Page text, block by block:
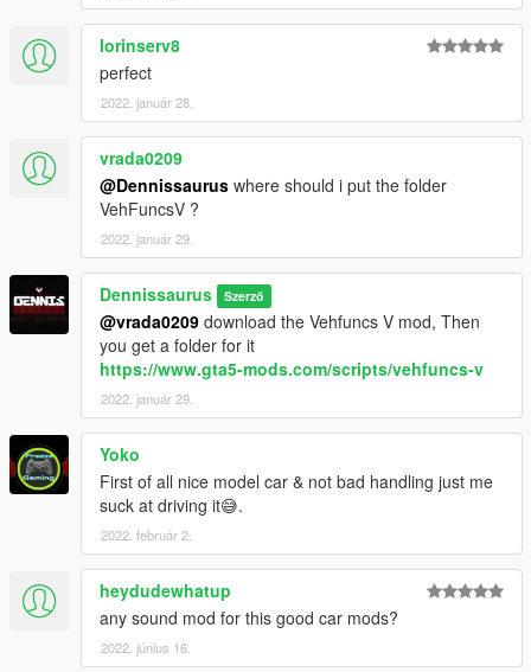
lorinserv8
perfect
2022. január 28.
vrada0209
@Dennissaurus where should i put the folder
VehFuncsV ?
2022. január 29.
Dennissaurus Szerző
@vrada0209 download the Vehfuncs V mod, Then
you get a folder for it
https://www.gta5-mods.com/scripts/vehfuncs-v
2022. január 29.
Yoko
First of all nice model car & not bad handling just me
suck at driving it😅.
2022. február 2.
heydudewhatup
any sound mod for this good car mods?
2022. június 16.